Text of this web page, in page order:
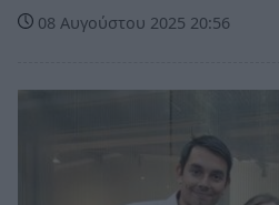
08 Αυγούστου 2025 20:56